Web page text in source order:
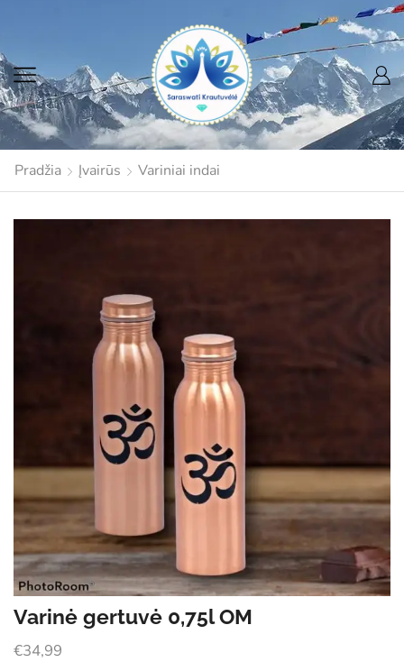
Pradžia Įvairūs Variniai indai
Varinė gertuvė 0,75l OM
€34,99